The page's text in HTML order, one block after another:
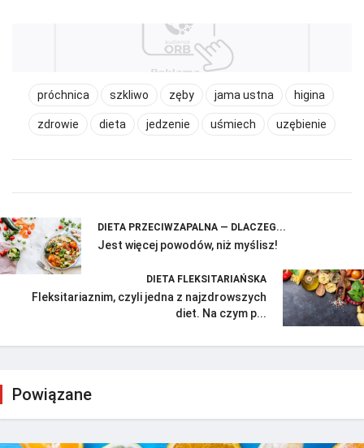
próchnica szkliwo zęby jama ustna higina
zdrowie dieta jedzenie uśmiech uzębienie
DIETA PRZECIWZAPALNA — DLACZEG...
Jest więcej powodów, niż myślisz!
DIETA FLEKSITARIAŃSKA
Fleksitariaznim, czyli jedna z najzdrowszych
diet. Na czym p...
Powiązane